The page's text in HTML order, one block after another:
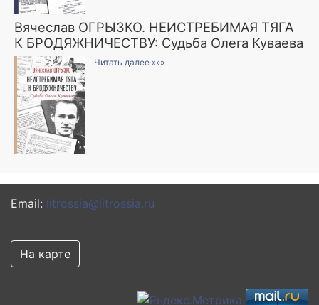
Вячеслав ОГРЫЗКО. НЕИСТРЕБИМАЯ ТЯГА
К БРОДЯЖНИЧЕСТВУ: Судьба Олега Куваева
Читать далее »»»
Email: litrossia@litrossia.ru
На карте